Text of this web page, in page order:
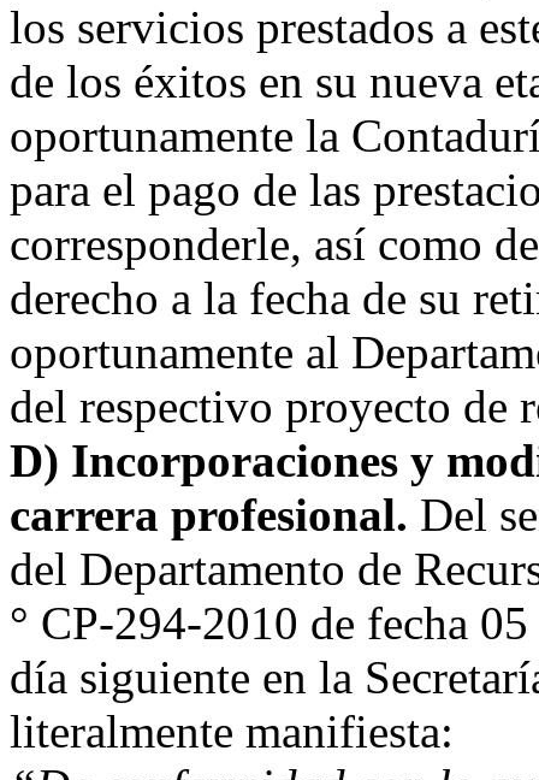
los servicios prestados a
de los éxitos en su nueva
oportunamente la
para el pago de las
corresponderle, así como
derecho a la fecha de su
oportunamente al
del respectivo proyecto de
D) Incorporaciones y
carrera profesional. Del
del Departamento de
° CP-294-2010 de fecha
día siguiente en la
literalmente manifiesta: